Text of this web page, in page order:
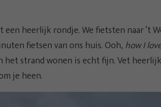
heerlijk rondje. We fietsten naar ‘t
fietsen van ons huis. Ooh, how I
het strand wonen is echt fijn. Vet
je heen.